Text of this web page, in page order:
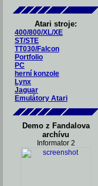
Atari stroje:
400/800/XL/XE
ST/STE
TT030/Falcon
Portfolio
PC
herní konzole
Lynx
Jaguar
Emulátory Atari
Demo z Fandalova
archívu
Informator 2